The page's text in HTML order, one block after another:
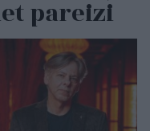
pareizi